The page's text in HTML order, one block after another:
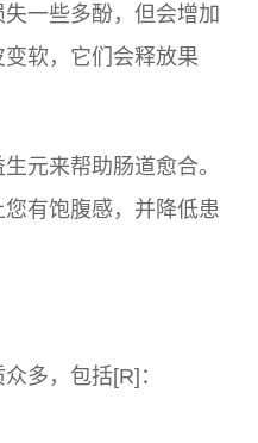
一些多酚，但会增加
软，它们会释放果
元来帮助肠道愈合。
有饱腹感，并降低患
多，包括[R]：